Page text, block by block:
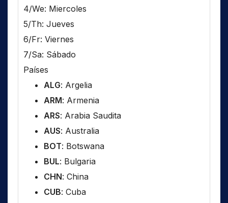
4/We: Miercoles
5/Th: Jueves
6/Fr: Viernes
7/Sa: Sábado
Países
ALG: Argelia
ARM: Armenia
ARS: Arabia Saudita
AUS: Australia
BOT: Botswana
BUL: Bulgaria
CHN: China
CUB: Cuba